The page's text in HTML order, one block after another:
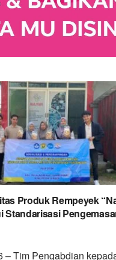
Produk Rempeyek
Standarisasi
– Tim Pengabdian